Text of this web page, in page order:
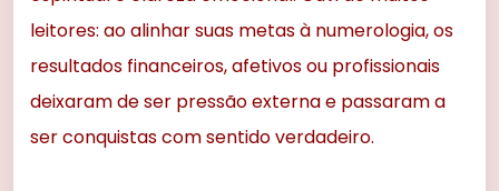
leitores: ao alinhar suas metas à numerologia, os
resultados financeiros, afetivos ou profissionais
deixaram de ser pressão externa e passaram a
ser conquistas com sentido verdadeiro.